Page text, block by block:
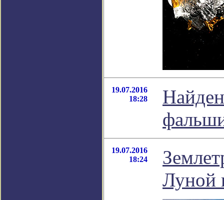
19.07.2016
18:28
19.07.2016
18:24
Луной